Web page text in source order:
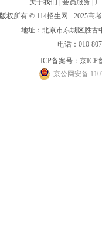
关于我们 会员服务
版权所有 © 114招生网 - 2025高
地址：北京市东城区胜
电话：010-
ICP备案号： 京ICP
京公网安备